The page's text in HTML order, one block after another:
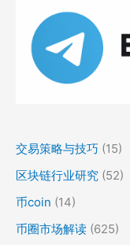
交易策略与技巧 (15)
区块链行业研究 (52)
币coin (14)
币圈市场解读 (625)